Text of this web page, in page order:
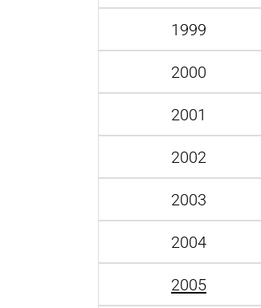
1999
2000
2001
2002
2003
2004
2005